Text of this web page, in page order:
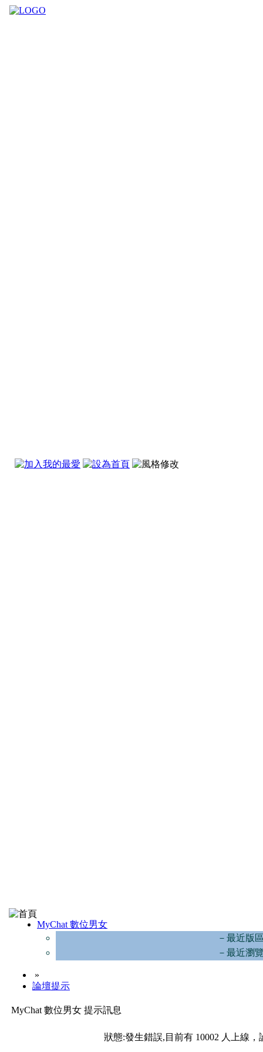
MyChat 數位男女
－最近版
－最近瀏
»
論壇提示
MyChat 數位男女 提示訊息
狀態:發生錯誤,目前有 10002 人上線